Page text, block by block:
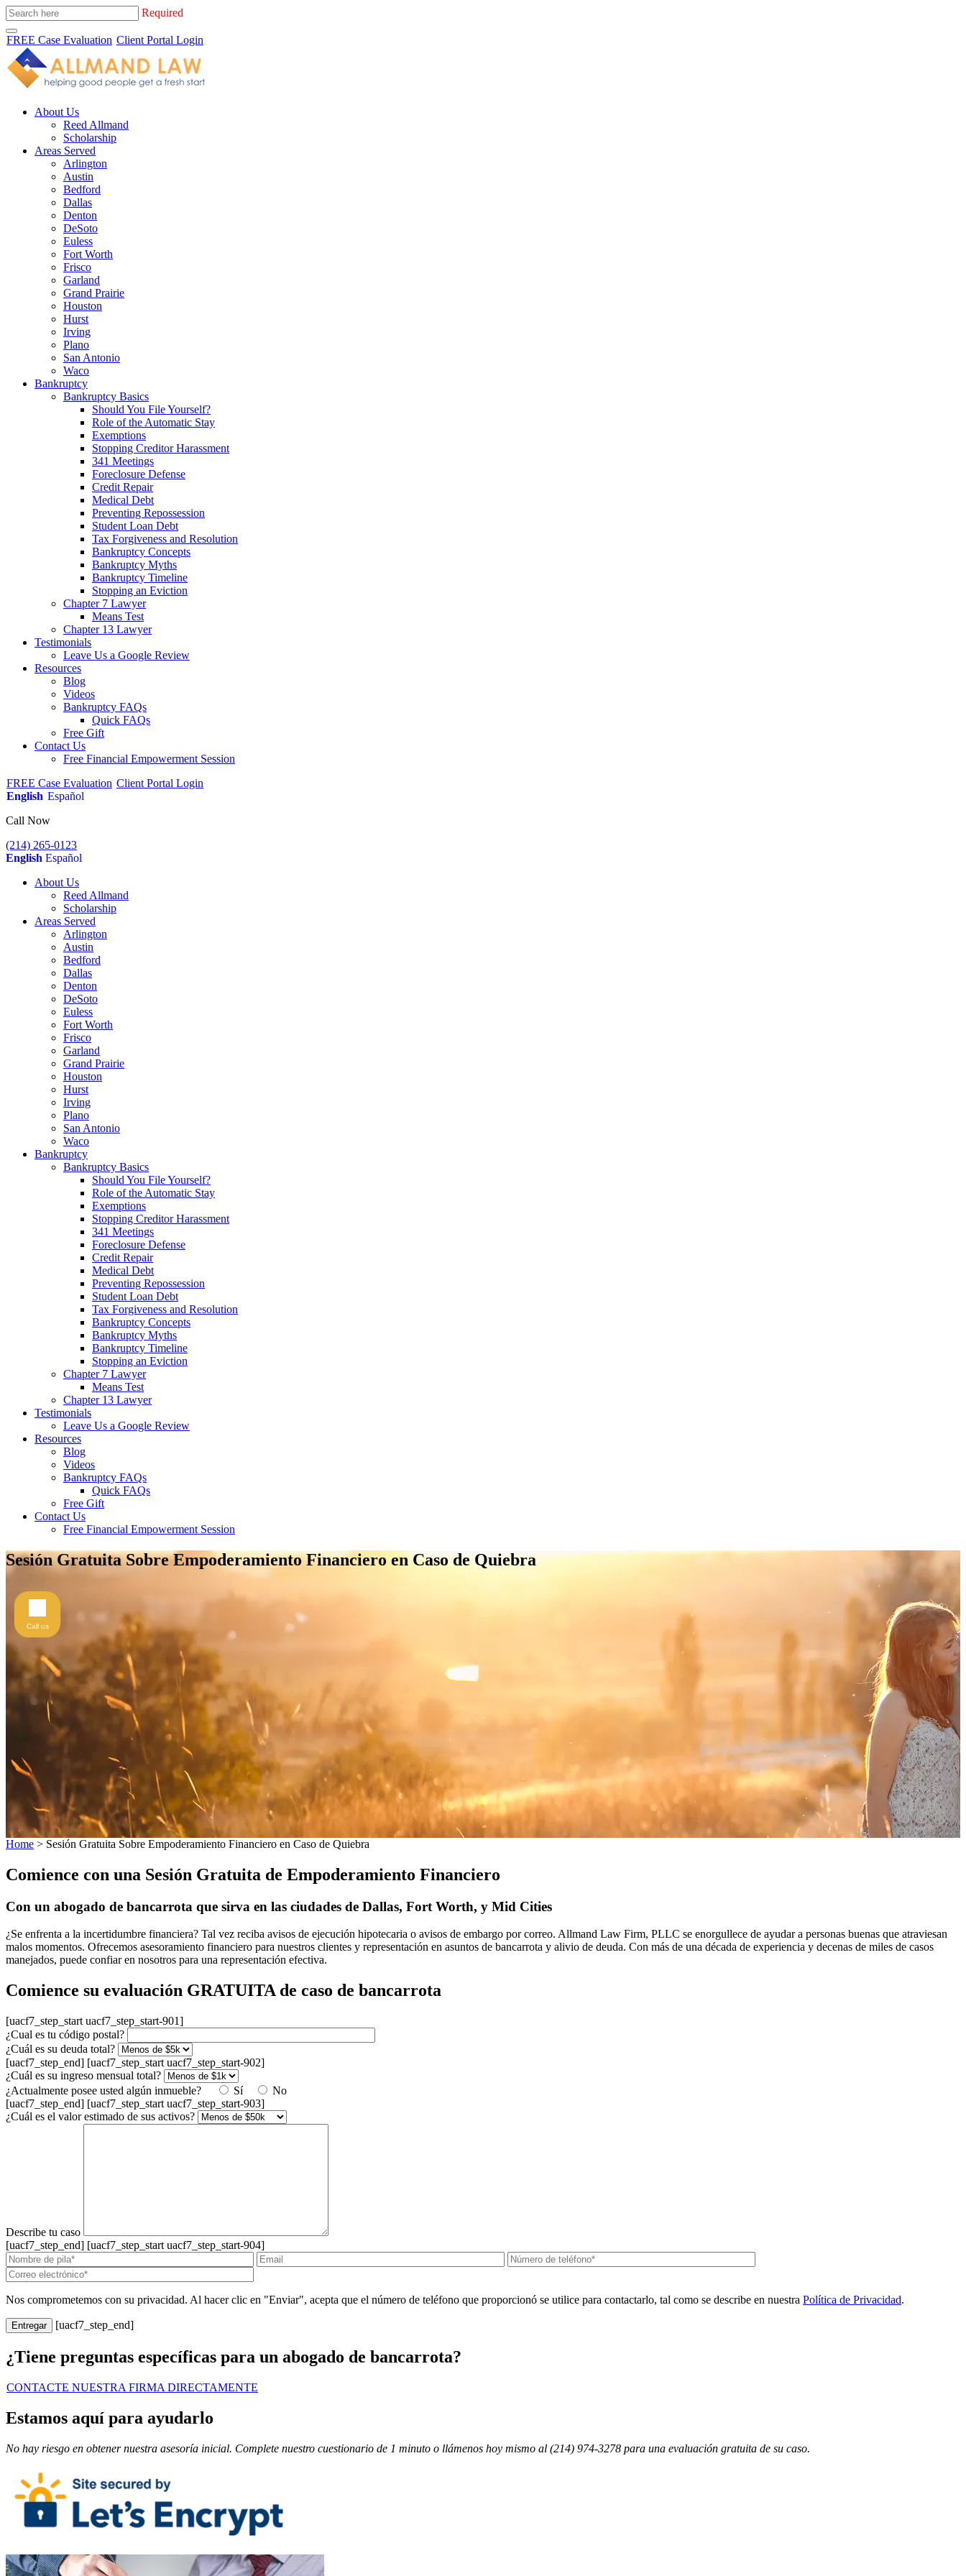
Required
FREE Case Evaluation Client Portal Login
About Us
Reed Allmand
Scholarship
Areas Served
Arlington
Austin
Bedford
Dallas
Denton
DeSoto
Euless
Fort Worth
Frisco
Garland
Grand Prairie
Houston
Hurst
Irving
Plano
San Antonio
Waco
Bankruptcy
Bankruptcy Basics
Should You File Yourself?
Role of the Automatic Stay
Exemptions
Stopping Creditor Harassment
341 Meetings
Foreclosure Defense
Credit Repair
Medical Debt
Preventing Repossession
Student Loan Debt
Tax Forgiveness and Resolution
Bankruptcy Concepts
Bankruptcy Myths
Bankruptcy Timeline
Stopping an Eviction
Chapter 7 Lawyer
Means Test
Chapter 13 Lawyer
Testimonials
Leave Us a Google Review
Resources
Blog
Videos
Bankruptcy FAQs
Quick FAQs
Free Gift
Contact Us
Free Financial Empowerment Session
FREE Case Evaluation Client Portal Login
English Español
Call Now
(214) 265-0123
English Español
About Us
Reed Allmand
Scholarship
Areas Served
Arlington
Austin
Bedford
Dallas
Denton
DeSoto
Euless
Fort Worth
Frisco
Garland
Grand Prairie
Houston
Hurst
Irving
Plano
San Antonio
Waco
Bankruptcy
Bankruptcy Basics
Should You File Yourself?
Role of the Automatic Stay
Exemptions
Stopping Creditor Harassment
341 Meetings
Foreclosure Defense
Credit Repair
Medical Debt
Preventing Repossession
Student Loan Debt
Tax Forgiveness and Resolution
Bankruptcy Concepts
Bankruptcy Myths
Bankruptcy Timeline
Stopping an Eviction
Chapter 7 Lawyer
Means Test
Chapter 13 Lawyer
Testimonials
Leave Us a Google Review
Resources
Blog
Videos
Bankruptcy FAQs
Quick FAQs
Free Gift
Contact Us
Free Financial Empowerment Session
Sesión Gratuita Sobre Empoderamiento Financiero en Caso de Quiebra
Home > Sesión Gratuita Sobre Empoderamiento Financiero en Caso de Quiebra
Comience con una Sesión Gratuita de Empoderamiento Financiero
Con un abogado de bancarrota que sirva en las ciudades de Dallas, Fort Worth, y Mid Cities
¿Se enfrenta a la incertidumbre financiera? Tal vez reciba avisos de ejecución hipotecaria o avisos de embargo por correo. Allmand Law Firm, PLLC se enorgullece de ayudar a personas buenas que atraviesan
malos momentos. Ofrecemos asesoramiento financiero para nuestros clientes y representación en asuntos de bancarrota y alivio de deuda. Con más de una década de experiencia y decenas de miles de casos
manejados, puede confiar en nosotros para una representación efectiva.
Comience su evaluación GRATUITA de caso de bancarrota
[uacf7_step_start uacf7_step_start-901]
¿Cual es tu código postal?
¿Cuál es su deuda total?
[uacf7_step_end] [uacf7_step_start uacf7_step_start-902]
¿Cuál es su ingreso mensual total?
¿Actualmente posee usted algún inmueble?
Sí
No
[uacf7_step_end] [uacf7_step_start uacf7_step_start-903]
¿Cuál es el valor estimado de sus activos?
Describe tu caso
[uacf7_step_end] [uacf7_step_start uacf7_step_start-904]
Nos comprometemos con su privacidad. Al hacer clic en "Enviar", acepta que el número de teléfono que proporcionó se utilice para contactarlo, tal como se describe en nuestra Política de Privacidad.
[uacf7_step_end]
¿Tiene preguntas específicas para un abogado de bancarrota?
CONTACTE NUESTRA FIRMA DIRECTAMENTE
Estamos aquí para ayudarlo
No hay riesgo en obtener nuestra asesoría inicial. Complete nuestro cuestionario de 1 minuto o llámenos hoy mismo al (214) 974-3278 para una evaluación gratuita de su caso.
Call us